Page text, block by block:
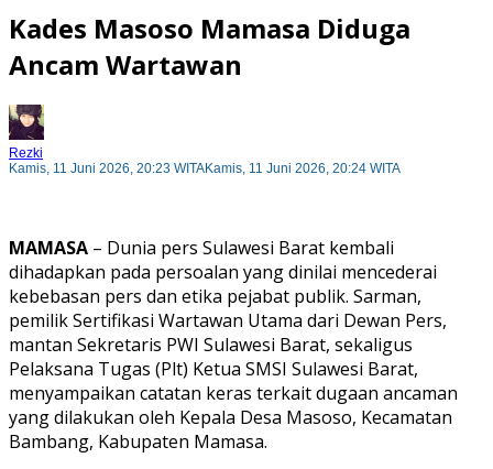
Kades Masoso Mamasa Diduga
Ancam Wartawan
Rezki
Kamis, 11 Juni 2026, 20:23 WITAKamis, 11 Juni 2026, 20:24 WITA
MAMASA – Dunia pers Sulawesi Barat kembali
dihadapkan pada persoalan yang dinilai mencederai
kebebasan pers dan etika pejabat publik. Sarman,
pemilik Sertifikasi Wartawan Utama dari Dewan Pers,
mantan Sekretaris PWI Sulawesi Barat, sekaligus
Pelaksana Tugas (Plt) Ketua SMSI Sulawesi Barat,
menyampaikan catatan keras terkait dugaan ancaman
yang dilakukan oleh Kepala Desa Masoso, Kecamatan
Bambang, Kabupaten Mamasa.